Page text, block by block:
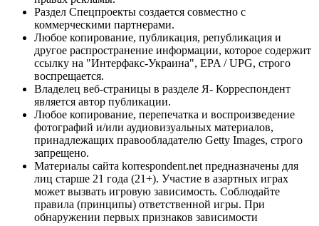
Раздел Спецпроекты создается совместно с
коммерческими партнерами.
Любое копирование, публикация, републикация и
другое распространение информации, которое содержит
ссылку на "Интерфакс-Украина", EPA / UPG, строго
воспрещается.
Владелец веб-страницы в разделе Я- Корреспондент
является автор публикации.
Любое копирование, перепечатка и воспроизведение
фотографий и/или аудиовизуальных материалов,
принадлежащих правообладателю Getty Images, строго
запрещено.
Материалы сайта korrespondent.net предназначены для
лиц старше 21 года (21+). Участие в азартных играх
может вызвать игровую зависимость. Соблюдайте
правила (принципы) ответственной игры. При
обнаружении первых признаков зависимости